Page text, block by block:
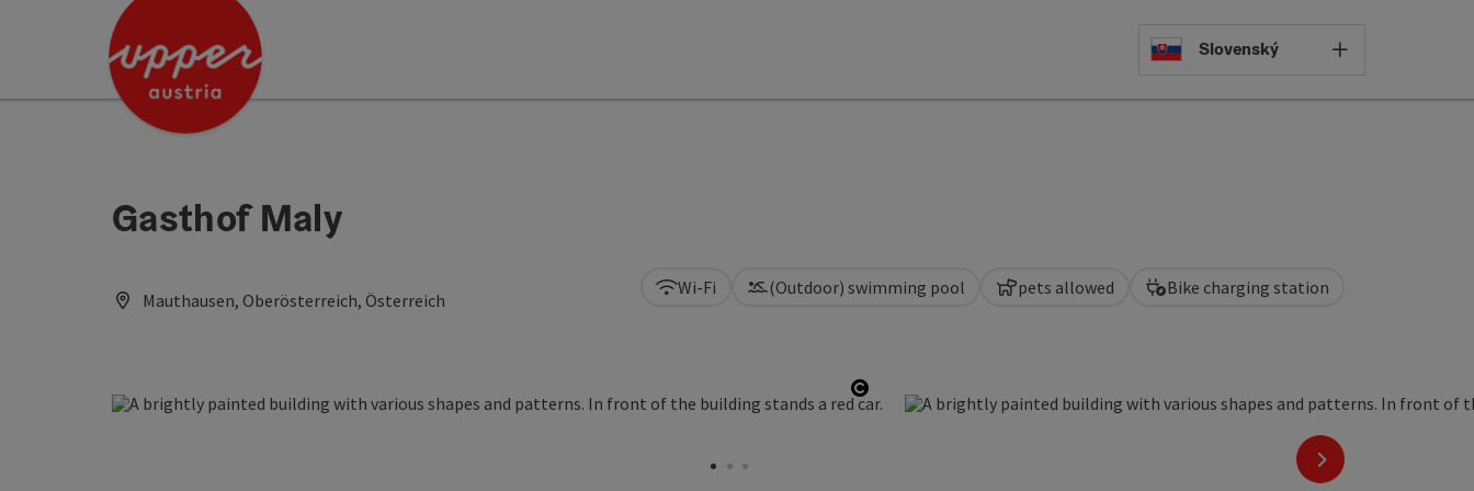
Accesskey
Accesskey
Select
Slovenský
Gasthof Maly
Mauthausen, Oberösterreich, Österreich
Open copyright
next slide
Wi-Fi (Outdoor) swimming pool pets allowed Bike charging station